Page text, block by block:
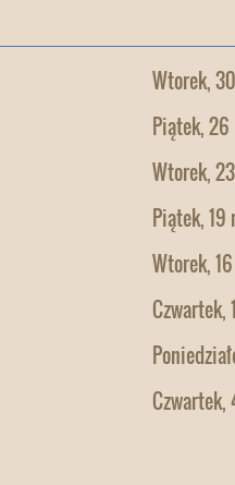
Wtorek,
Piątek, 26
Wtorek,
Piątek, 19
Wtorek,
Czwartek,
Czwartek,